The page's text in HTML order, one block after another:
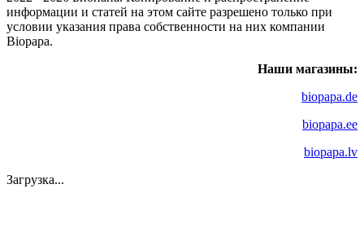
информации и статей на этом сайте разрешено только при
условии указания права собственности на них компании
Biopapa.
Наши магазины:
biopapa.de
biopapa.ee
biopapa.lv
Загрузка...